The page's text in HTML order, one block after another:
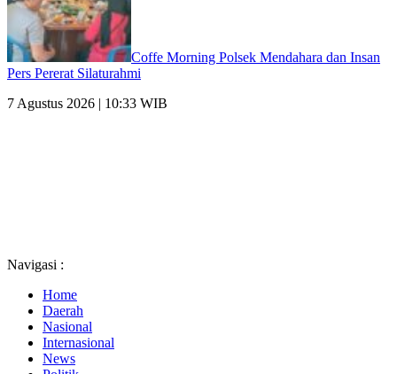
Coffe Morning Polsek Mendahara dan Insan
Pers Pererat Silaturahmi
7 Agustus 2026 | 10:33 WIB
Navigasi :
Home
Daerah
Nasional
Internasional
News